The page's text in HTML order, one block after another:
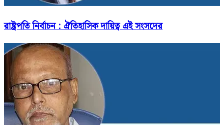
রাষ্ট্রপতি নির্বাচন : ঐতিহাসিক দায়িত্ব এই সংসদের